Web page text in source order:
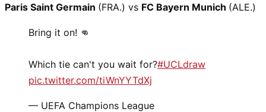
Paris Saint Germain (FRA.) vs FC Bayern Munich (ALE.)
Bring it on! 👊
Which tie can't you wait for?#UCLdraw
pic.twitter.com/tiWnYYTdXj
— UEFA Champions League